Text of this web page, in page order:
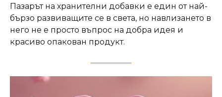
Пазарът на хранителни добавки е един от най-
бързо развиващите се в света, но навлизането в
него не е просто въпрос на добра идея и
красиво опакован продукт.